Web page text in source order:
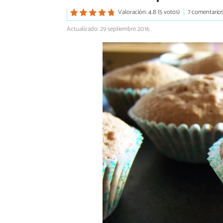
Valoración: 4.8 (5 votos)
7 comentarios
Actualizado: 29 septiembre 2016